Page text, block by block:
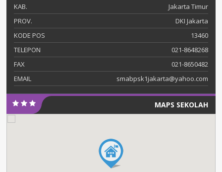
KAB.
Jakarta Timur
PROV.
DKI Jakarta
KODE POS
13460
TELEPON
021-8648268
FAX
021-8650482
EMAIL
smabpsk1jakarta@yahoo.com
MAPS SEKOLAH